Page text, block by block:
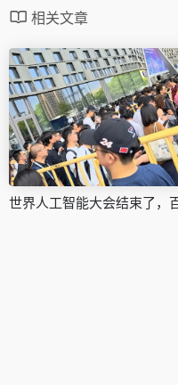
相关文章
世界人工智能大会结束了，